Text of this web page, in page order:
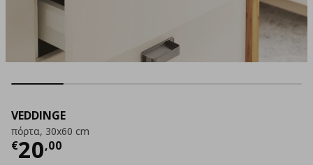
VEDDINGE
πόρτα, 30x60 cm
€20,00
Τρέχουσα τιμή